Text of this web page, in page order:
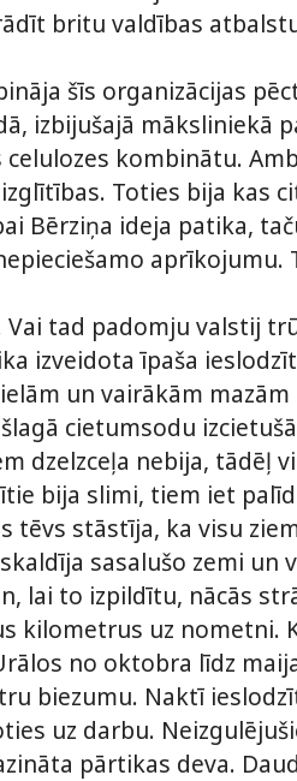
britu valdības
šīs organizācijas
izbijušajā māksliniekā
kombinātu.
Toties bija kas
Bērziņa ideja patika,
aprīkojumu.
tad padomju valstij
izveidota īpaša
un vairākām
cietumsodu
dzelzceļa nebija, tādēļ
bija slimi, tiem iet
tēvs stāstīja, ka visu
sasalušo zemi un
lai to izpildītu, nācās
kilometrus uz nometni.
no oktobra līdz
biezumu. Naktī
uz darbu.
pārtikas deva.